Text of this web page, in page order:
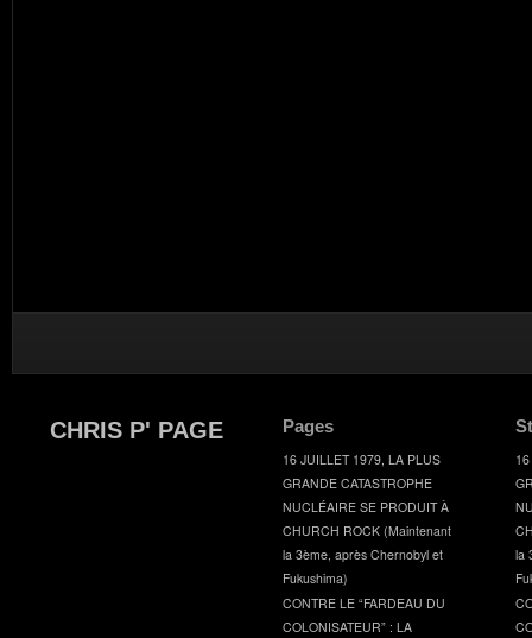
CHRIS P' PAGE Pages
16 JUILLET 1979, LA PLUS
GRANDE CATASTROPHE
NUCLÉAIRE SE PRODUIT À
CHURCH ROCK (Maintenant
la 3ème, après Chernobyl et
Fukushima)
CONTRE LE “FARDEAU DU
COLONISATEUR” : LA
la